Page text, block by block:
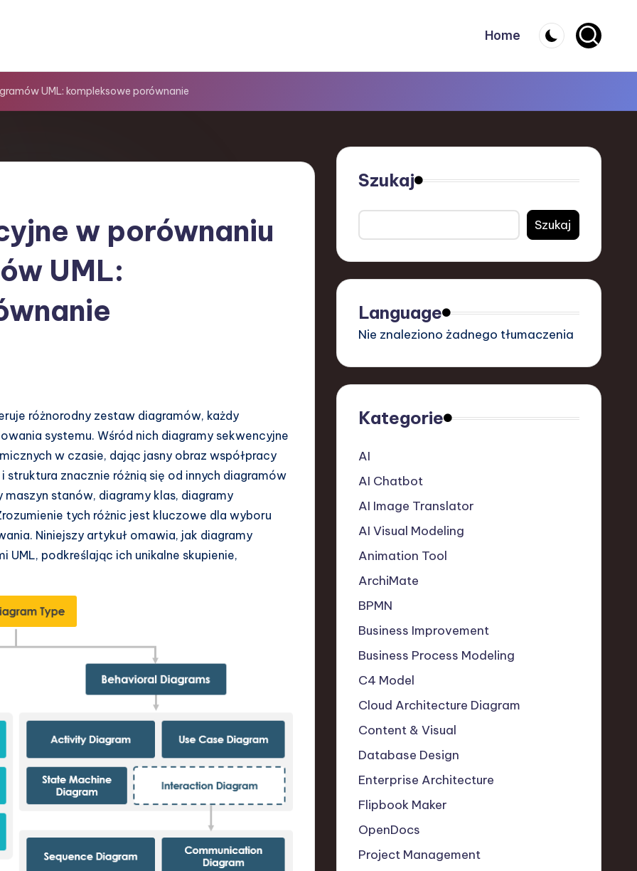
Home
UML: kompleksowe porównanie
w porównaniu
UML:
różnorodny zestaw diagramów, każdy
systemu. Wśród nich diagramy sekwencyjne
w czasie, dając jasny obraz współpracy
znacznie różnią się od innych diagramów
stanów, diagramy klas, diagramy
tych różnic jest kluczowe dla wyboru
Niniejszy artykuł omawia, jak diagramy
UML, podkreślając ich unikalne skupienie,
Szukaj
Szukaj
Language
Nie znaleziono żadnego tłumaczenia
Kategorie
AI
AI Chatbot
AI Image Translator
AI Visual Modeling
Animation Tool
ArchiMate
BPMN
Business Improvement
Business Process Modeling
C4 Model
Cloud Architecture Diagram
Content & Visual
Database Design
Enterprise Architecture
Flipbook Maker
OpenDocs
Project Management